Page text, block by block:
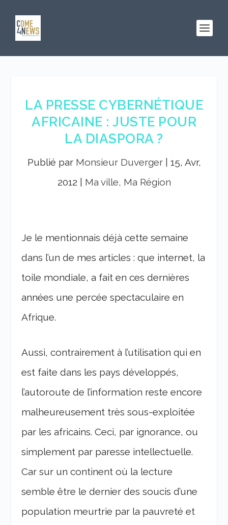
LA PRESSE CYBERNÉTIQUE
AFRICAINE : JUSTE POUR
LA DIASPORA ?
Publié par Monsieur Duverger| 15, Avr,
2012
Ma ville, Ma Région
Je le mentionnais déjà cette semaine
dans l’un de mes articles : que internet, la
toile mondiale, a fait en ces dernières
années une percée spectaculaire en
Afrique.
Aussi, contrairement à l’utilisation qui en
est faite dans les pays développés,
l’autoroute de l’information reste encore
malheureusement très sous-exploitée
par les africains. Ceci, par ignorance, ou
simplement par paresse intellectuelle.
Car sur un continent où la lecture
semble être le dernier des soucis d’une
population meurtrie par la pauvreté et